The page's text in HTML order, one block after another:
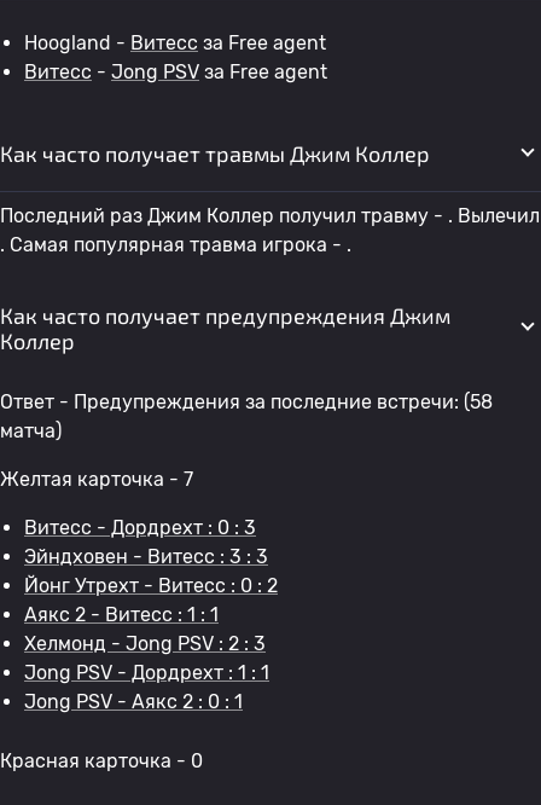
Hoogland - Витесс за Free agent
Витесс - Jong PSV за Free agent
Как часто получает травмы Джим Коллер
Последний раз Джим Коллер получил травму - . Вылечил
. Самая популярная травма игрока - .
Как часто получает предупреждения Джим
Коллер
Ответ - Предупреждения за последние встречи: (58
матча)
Желтая карточка - 7
Витесс - Дордрехт : 0 : 3
Эйндховен - Витесс : 3 : 3
Йонг Утрехт - Витесс : 0 : 2
Аякс 2 - Витесс : 1 : 1
Хелмонд - Jong PSV : 2 : 3
Jong PSV - Дордрехт : 1 : 1
Jong PSV - Аякс 2 : 0 : 1
Красная карточка - 0